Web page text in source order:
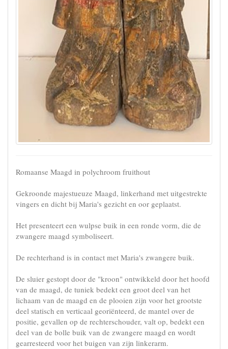
Romaanse Maagd in polychroom fruithout
Gekroonde majestueuze Maagd, linkerhand met uitgestrekte
vingers en dicht bij Maria's gezicht en oor geplaatst.
Het presenteert een wulpse buik in een ronde vorm, die de
zwangere maagd symboliseert.
De rechterhand is in contact met Maria's zwangere buik.
De sluier gestopt door de "kroon" ontwikkeld door het hoofd
van de maagd, de tuniek bedekt een groot deel van het
lichaam van de maagd en de plooien zijn voor het grootste
deel statisch en verticaal georiënteerd, de mantel over de
positie, gevallen op de rechterschouder, valt op, bedekt een
deel van de bolle buik van de zwangere maagd en wordt
gearresteerd voor het buigen van zijn linkerarm.